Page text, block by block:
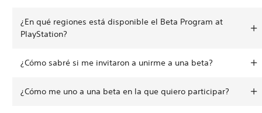
¿En qué regiones está disponible el Beta Program at
PlayStation?
¿Cómo sabré si me invitaron a unirme a una beta?
¿Cómo me uno a una beta en la que quiero participar?